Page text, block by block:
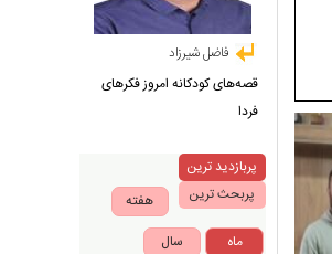
فاضل شیرزاد
قصه‌های کودکانه امروز فکرهای
فردا
پربازدید ترین
پربحث ترین
هفته
ماه
سال